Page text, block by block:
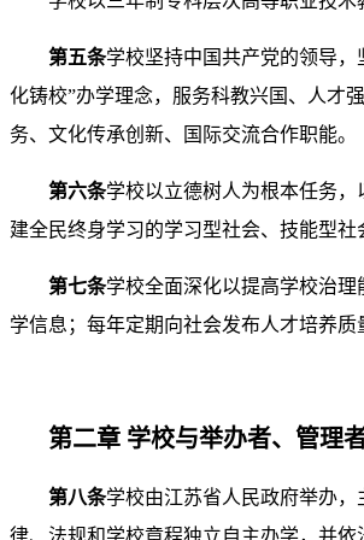
第五条学校坚持中国共产党的领导
化铸校”办学理念，服务科教兴国、人才
务、文化传承创新、国际交流合作职能。
第六条学校以立德树人为根本任务
建全民终身学习的学习型社会、技能型社
第七条学校全面深化以提高学校治
学信息；每年定期向社会发布人才培养质
第二章 学校与举办者、管理
第八条学校由江苏省人民政府举办
律、法规和学校章程独立自主办学，并